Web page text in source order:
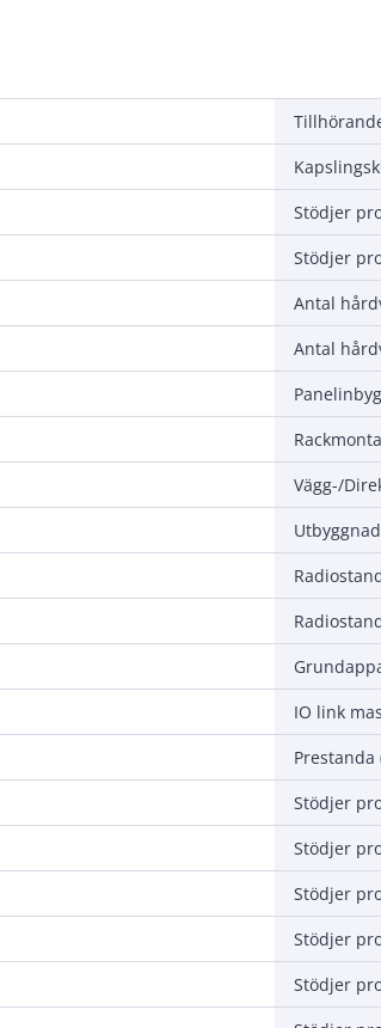
Stödjer
Stödjer
Antal
Antal
Vägg-/
IO link
Prestanda
Stödjer
Stödjer
Stödjer
Stödjer